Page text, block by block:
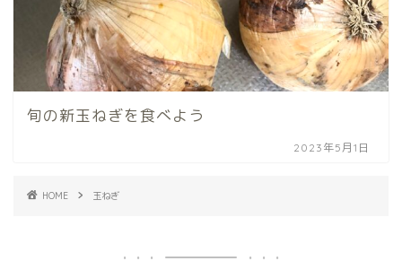
旬の新玉ねぎを食べよう
2023年5月1日
HOME 玉ねぎ